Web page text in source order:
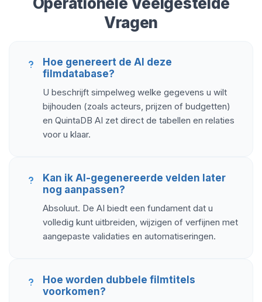
Vragen
Hoe genereert de AI deze
filmdatabase?
U beschrijft simpelweg welke gegevens u wilt
bijhouden (zoals acteurs, prijzen of budgetten)
en QuintaDB AI zet direct de tabellen en relaties
voor u klaar.
Kan ik AI-gegenereerde velden later
nog aanpassen?
Absoluut. De AI biedt een fundament dat u
volledig kunt uitbreiden, wijzigen of verfijnen met
aangepaste validaties en automatiseringen.
Hoe worden dubbele filmtitels
voorkomen?